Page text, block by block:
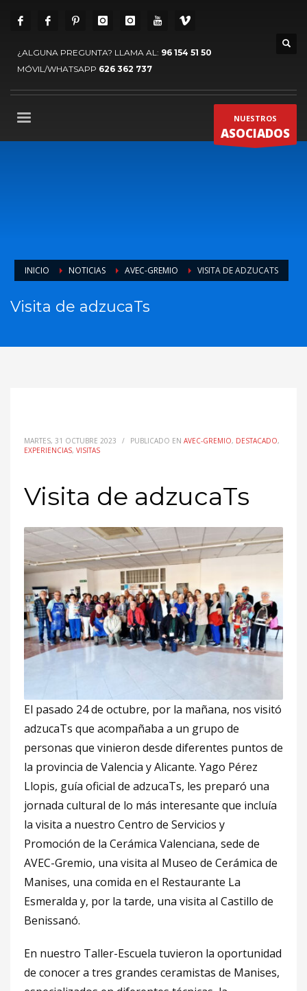
¿ALGUNA PREGUNTA? LLAMA AL: 96 154 51 50
MÓVIL/WHATSAPP 626 362 737
NUESTROS
ASOCIADOS
INICIO NOTICIAS AVEC-GREMIO VISITA DE ADZUCATS
Visita de adzucaTs
MARTES, 31 OCTUBRE 2023 / PUBLICADO EN AVEC-GREMIO, DESTACADO,
EXPERIENCIAS, VISITAS
Visita de adzucaTs
El pasado 24 de octubre, por la mañana, nos visitó
adzucaTs que acompañaba a un grupo de
personas que vinieron desde diferentes puntos de
la provincia de Valencia y Alicante. Yago Pérez
Llopis, guía oficial de adzucaTs, les preparó una
jornada cultural de lo más interesante que incluía
la visita a nuestro Centro de Servicios y
Promoción de la Cerámica Valenciana, sede de
AVEC-Gremio, una visita al Museo de Cerámica de
Manises, una comida en el Restaurante La
Esmeralda y, por la tarde, una visita al Castillo de
Benissanó.
En nuestro Taller-Escuela tuvieron la oportunidad
de conocer a tres grandes ceramistas de Manises,